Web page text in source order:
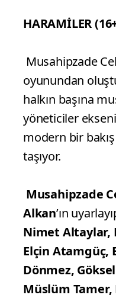
HARAMİLER
Musahipzade
oyunundan
halkın başına
yöneticiler
modern bir bakış
taşıyor.
Musahipzade
Alkan’ın
Nimet Altaylar,
Elçin Atamgüç,
Dönmez,
Müslüm